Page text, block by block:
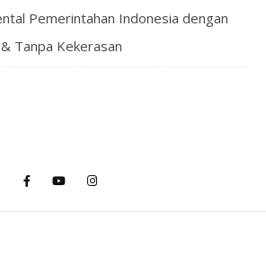
Pemerintahan Indonesia dengan
Tanpa Kekerasan